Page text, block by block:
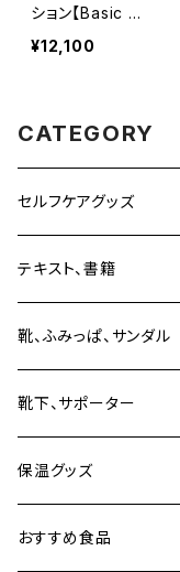
ション【Basic 3
㎝】
¥12,100
CATEGORY
セルフケアグッズ
単品
セット販売
テキスト、書籍
靴、ふみっぱ、サンダル
靴下、サポーター
保温グッズ
おすすめ食品